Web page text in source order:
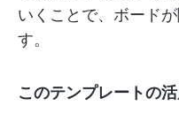
いくことで、ボード
す。
このテンプレートの活